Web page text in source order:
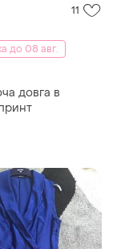
11
до 08 авг.
довга в